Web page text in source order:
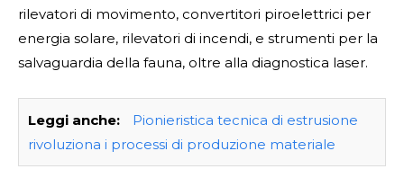
rilevatori di movimento, convertitori piroelettrici per
energia solare, rilevatori di incendi, e strumenti per la
salvaguardia della fauna, oltre alla diagnostica laser.
Leggi anche:
Pionieristica tecnica di estrusione
rivoluziona i processi di produzione materiale